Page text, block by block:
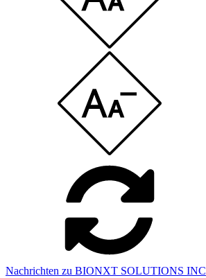
Nachrichten zu BIONXT SOLUTIONS INC